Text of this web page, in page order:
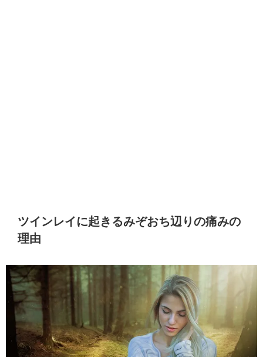
ツインレイに起きるみぞおち辺りの痛みの
理由